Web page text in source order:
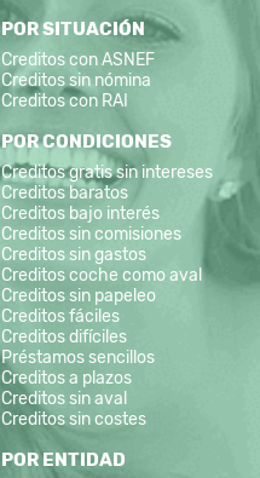
POR SITUACIÓN
Creditos con ASNEF
Creditos sin nómina
Creditos con RAI
POR CONDICIONES
Creditos gratis sin intereses
Creditos baratos
Creditos bajo interés
Creditos sin comisiones
Creditos sin gastos
Creditos coche como aval
Creditos sin papeleo
Creditos fáciles
Creditos difíciles
Préstamos sencillos
Creditos a plazos
Creditos sin aval
Creditos sin costes
POR ENTIDAD